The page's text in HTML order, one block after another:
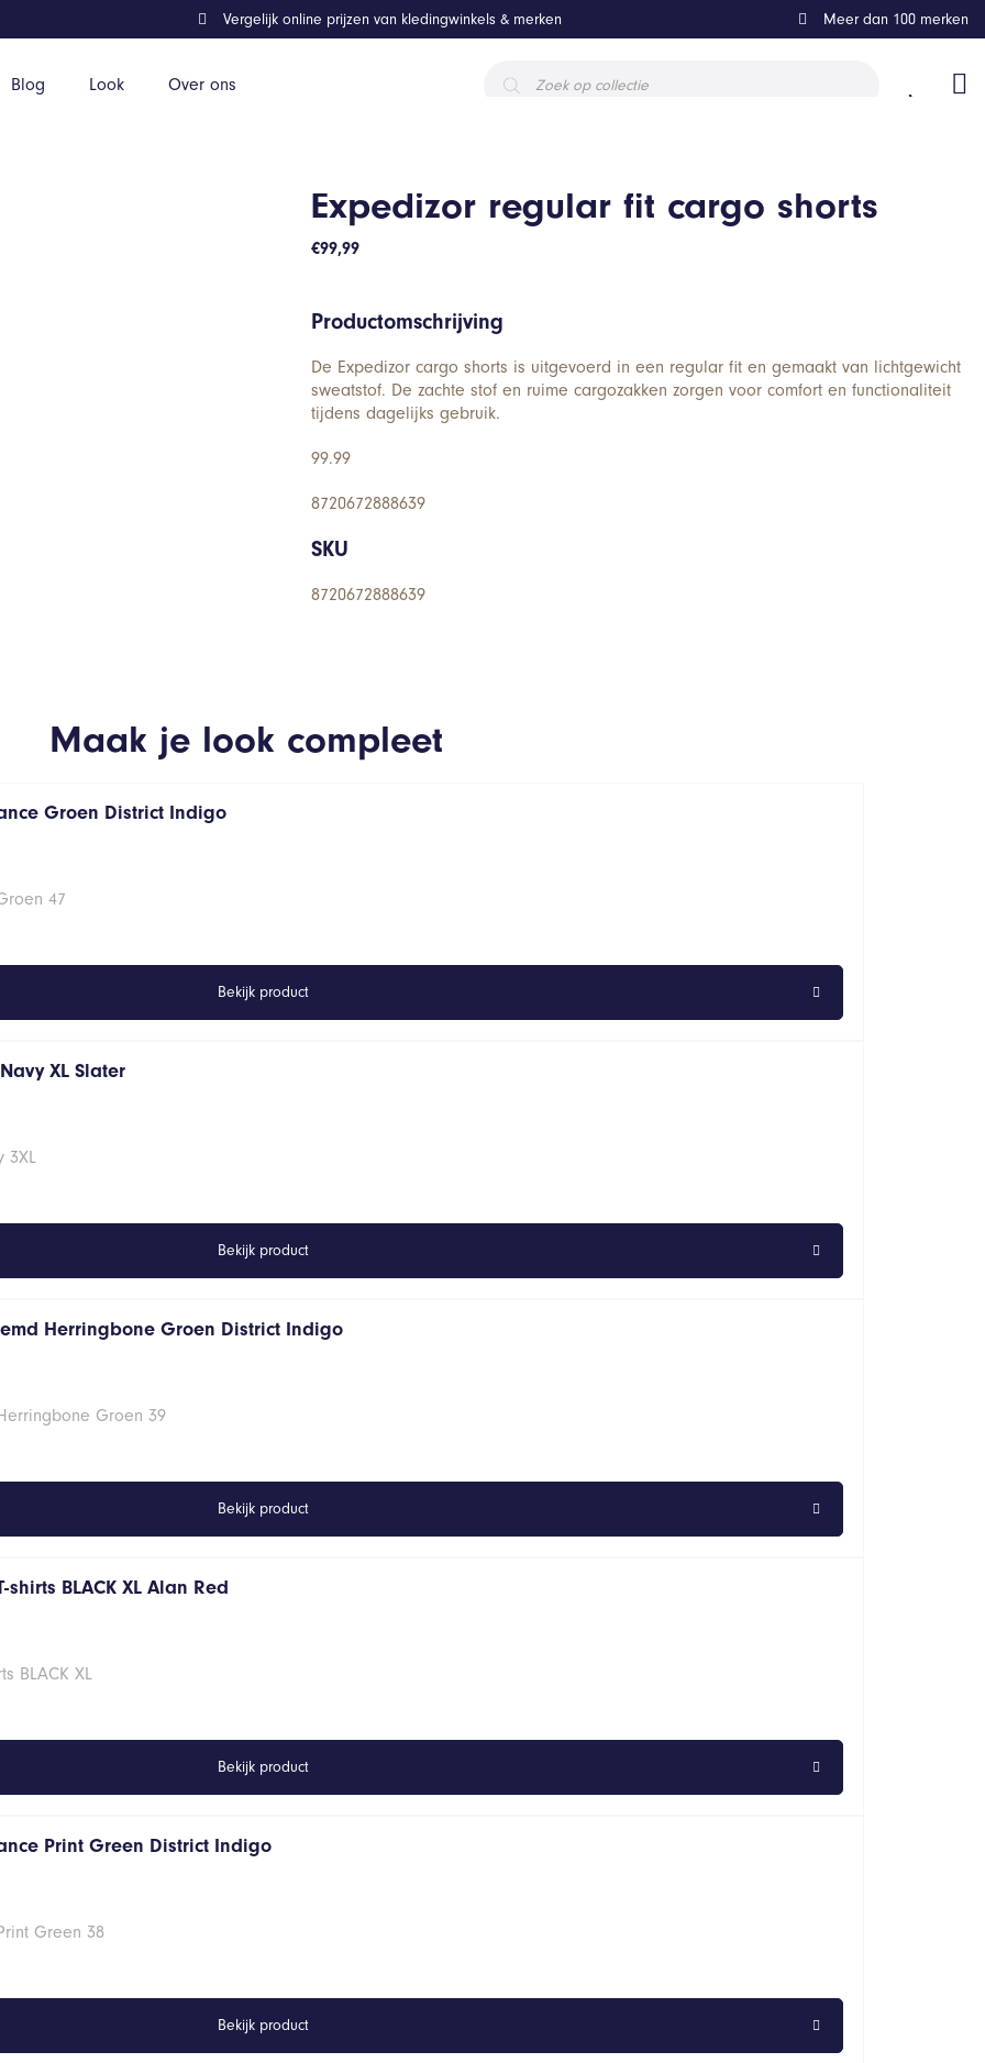
Blog Look Over ons
zoeken
Vergelijk online prijzen van kledingwinkels & merken Meer dan 100 merken
Expedizor regular fit cargo shorts
€99,99
Productomschrijving
De Expedizor cargo shorts is uitgevoerd in een regular fit en gemaakt van lichtgewicht
sweatstof. De zachte stof en ruime cargozakken zorgen voor comfort en functionaliteit
tijdens dagelijks gebruik.
99.99
8720672888639
SKU
8720672888639
Maak je look compleet
Groen District Indigo
47
Bekijk product
XL Slater
3XL
Bekijk product
Herringbone Groen District Indigo
Groen 39
Bekijk product
BLACK XL Alan Red
BLACK XL
Bekijk product
Print Green District Indigo
Green 38
Bekijk product